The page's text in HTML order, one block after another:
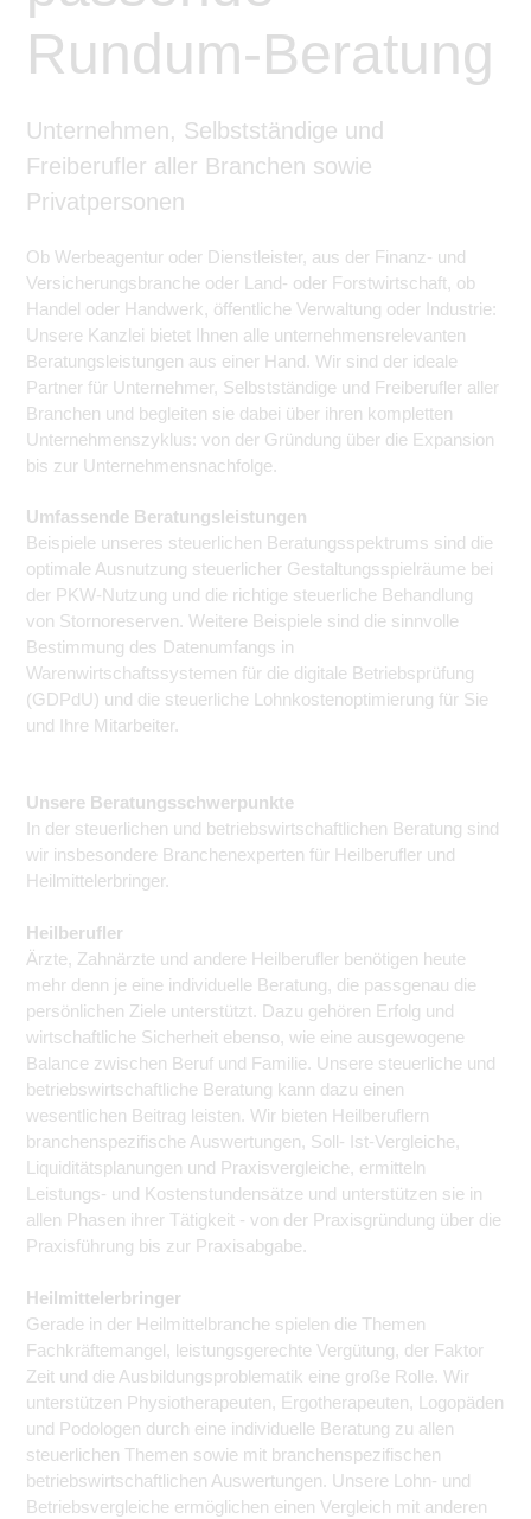
Rundum-Beratung
Unternehmen, Selbstständige und
Freiberufler aller Branchen sowie
Privatpersonen
Ob Werbeagentur oder Dienstleister, aus der Finanz- und
Versicherungsbranche oder Land- oder Forstwirtschaft, ob
Handel oder Handwerk, öffentliche Verwaltung oder Industrie:
Unsere Kanzlei bietet Ihnen alle unternehmensrelevanten
Beratungsleistungen aus einer Hand. Wir sind der ideale
Partner für Unternehmer, Selbstständige und Freiberufler aller
Branchen und begleiten sie dabei über ihren kompletten
Unternehmenszyklus: von der Gründung über die Expansion
bis zur Unternehmensnachfolge.
Umfassende Beratungsleistungen
Beispiele unseres steuerlichen Beratungsspektrums sind die
optimale Ausnutzung steuerlicher Gestaltungsspielräume bei
der PKW-Nutzung und die richtige steuerliche Behandlung
von Stornoreserven. Weitere Beispiele sind die sinnvolle
Bestimmung des Datenumfangs in
Warenwirtschaftssystemen für die digitale Betriebsprüfung
(GDPdU) und die steuerliche Lohnkostenoptimierung für Sie
und Ihre Mitarbeiter.
Unsere Beratungsschwerpunkte
In der steuerlichen und betriebswirtschaftlichen Beratung sind
wir insbesondere Branchenexperten für Heilberufler und
Heilmittelerbringer.
Heilberufler
Ärzte, Zahnärzte und andere Heilberufler benötigen heute
mehr denn je eine individuelle Beratung, die passgenau die
persönlichen Ziele unterstützt. Dazu gehören Erfolg und
wirtschaftliche Sicherheit ebenso, wie eine ausgewogene
Balance zwischen Beruf und Familie. Unsere steuerliche und
betriebswirtschaftliche Beratung kann dazu einen
wesentlichen Beitrag leisten. Wir bieten Heilberuflern
branchenspezifische Auswertungen, Soll- Ist-Vergleiche,
Liquiditätsplanungen und Praxisvergleiche, ermitteln
Leistungs- und Kostenstundensätze und unterstützen sie in
allen Phasen ihrer Tätigkeit - von der Praxisgründung über die
Praxisführung bis zur Praxisabgabe.
Heilmittelerbringer
Gerade in der Heilmittelbranche spielen die Themen
Fachkräftemangel, leistungsgerechte Vergütung, der Faktor
Zeit und die Ausbildungsproblematik eine große Rolle. Wir
unterstützen Physiotherapeuten, Ergotherapeuten, Logopäden
und Podologen durch eine individuelle Beratung zu allen
steuerlichen Themen sowie mit branchenspezifischen
betriebswirtschaftlichen Auswertungen. Unsere Lohn- und
Betriebsvergleiche ermöglichen einen Vergleich mit anderen